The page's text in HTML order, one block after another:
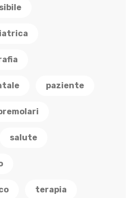
paziente
salute
terapia